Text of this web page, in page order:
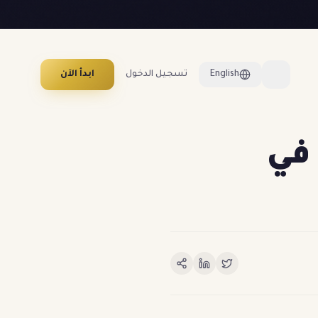
English تسجيل الدخول ابدأ الآن
في